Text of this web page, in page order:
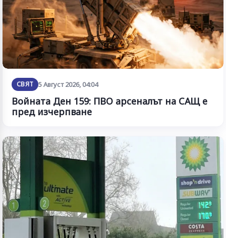
СВЯТ 5 Август 2026, 04:04
Войната Ден 159: ПВО арсеналът на САЩ е
пред изчерпване